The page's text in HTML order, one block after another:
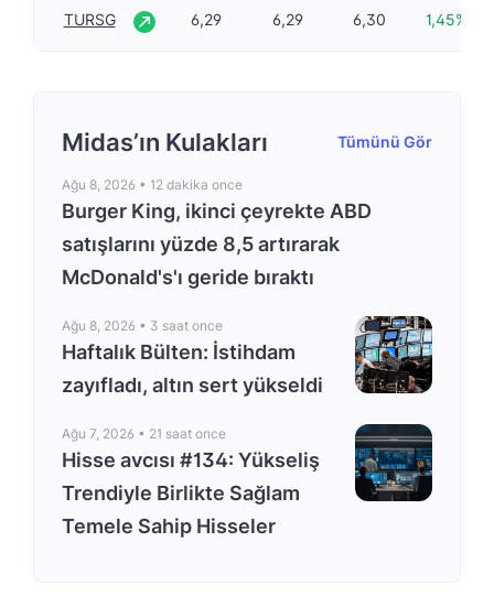
TURSG 6,29 6,29 6,30 1,45%
Midas’ın Kulakları Tümünü Gör
Ağu 8, 2026 • 12 dakika once
Burger King, ikinci çeyrekte ABD
satışlarını yüzde 8,5 artırarak
McDonald's'ı geride bıraktı
Ağu 8, 2026 • 3 saat once
Haftalık Bülten: İstihdam
zayıfladı, altın sert yükseldi
Ağu 7, 2026 • 21 saat once
Hisse avcısı #134: Yükseliş
Trendiyle Birlikte Sağlam
Temele Sahip Hisseler